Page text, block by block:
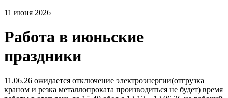
11 июня 2026
Работа в июньские
праздники
11.06.26 ожидается отключение электроэнергии(отгрузка
краном и резка металлопроката производиться не будет) время